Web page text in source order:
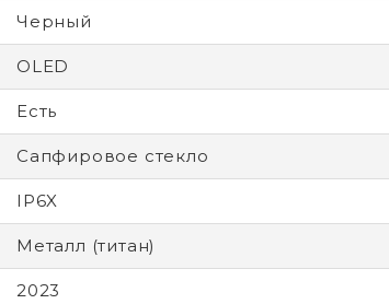
Черный
OLED
Есть
Сапфировое стекло
IP6X
Металл (титан)
2023